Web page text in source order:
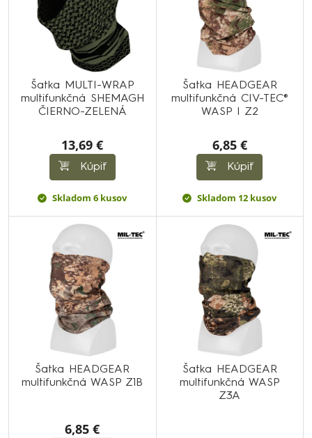
Šatka MULTI-WRAP
multifunkčná SHEMAGH
ČIERNO-ZELENÁ
13,69 €
Kúpiť
Skladom 6 kusov
Šatka HEADGEAR
multifunkčná CIV-TEC®
WASP I Z2
6,85 €
Kúpiť
Skladom 12 kusov
Šatka HEADGEAR
multifunkčná WASP Z1B
6,85 €
Šatka HEADGEAR
multifunkčná WASP
Z3A